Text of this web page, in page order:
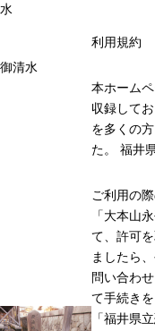
水
御清水
利用規約
本ホーム
収録して
を多くの
た。 福井
ご利用の
「大本山
て、許可
ましたら
問い合わ
て手続きを
「福井県